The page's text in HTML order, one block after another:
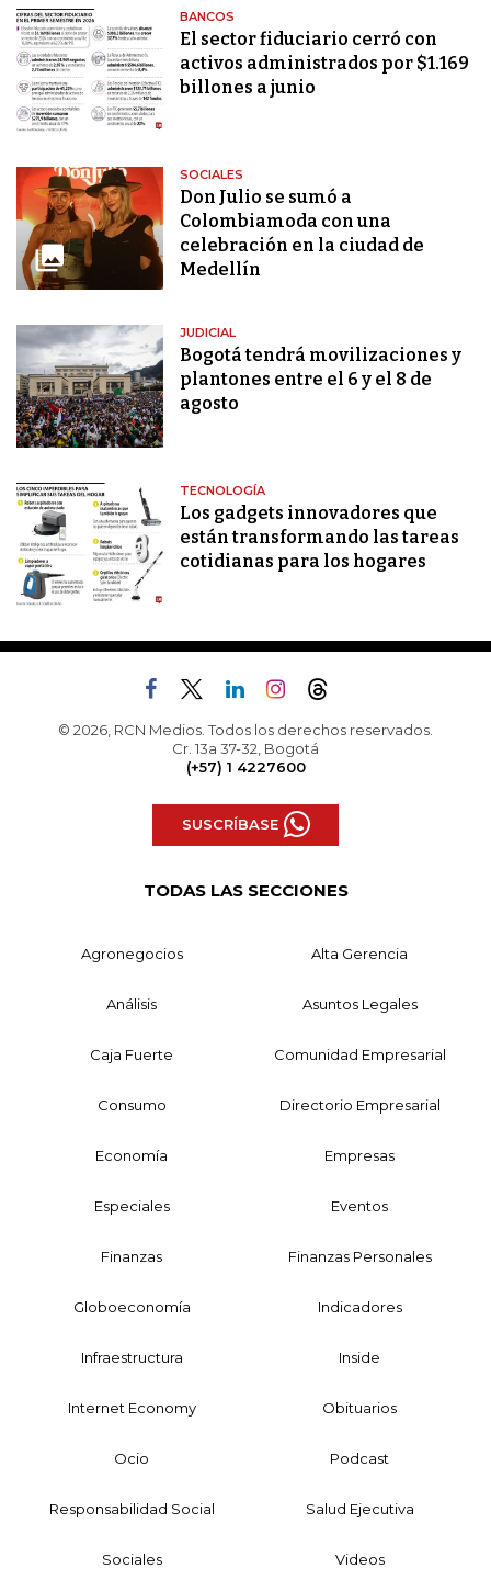
BANCOS
El sector fiduciario cerró con
activos administrados por $1.169
billones a junio
SOCIALES
Don Julio se sumó a
Colombiamoda con una
celebración en la ciudad de
Medellín
JUDICIAL
Bogotá tendrá movilizaciones y
plantones entre el 6 y el 8 de
agosto
TECNOLOGÍA
Los gadgets innovadores que
están transformando las tareas
cotidianas para los hogares
© 2026, RCN Medios. Todos los derechos reservados.
Cr. 13a 37-32, Bogotá
(+57) 1 4227600
SUSCRÍBASE
TODAS LAS SECCIONES
Agronegocios Alta Gerencia
Análisis Asuntos Legales
Caja Fuerte Comunidad Empresarial
Consumo Directorio Empresarial
Economía Empresas
Especiales Eventos
Finanzas Finanzas Personales
Globoeconomía Indicadores
Infraestructura Inside
Internet Economy Obituarios
Ocio Podcast
Responsabilidad Social Salud Ejecutiva
Sociales Videos